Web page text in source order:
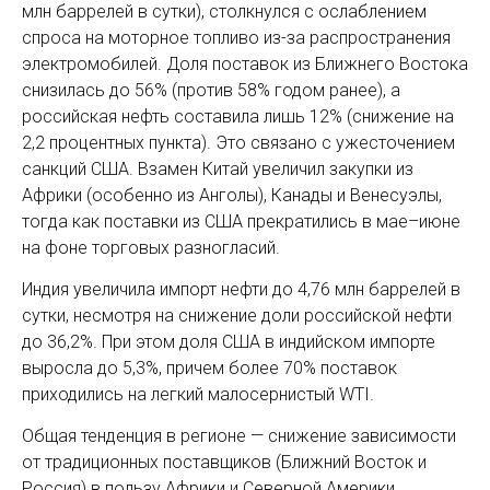
млн баррелей в сутки), столкнулся с ослаблением
спроса на моторное топливо из-за распространения
электромобилей. Доля поставок из Ближнего Востока
снизилась до 56% (против 58% годом ранее), а
российская нефть составила лишь 12% (снижение на
2,2 процентных пункта). Это связано с ужесточением
санкций США. Взамен Китай увеличил закупки из
Африки (особенно из Анголы), Канады и Венесуэлы,
тогда как поставки из США прекратились в мае–июне
на фоне торговых разногласий.
Индия увеличила импорт нефти до 4,76 млн баррелей в
сутки, несмотря на снижение доли российской нефти
до 36,2%. При этом доля США в индийском импорте
выросла до 5,3%, причем более 70% поставок
приходились на легкий малосернистый WTI.
Общая тенденция в регионе — снижение зависимости
от традиционных поставщиков (Ближний Восток и